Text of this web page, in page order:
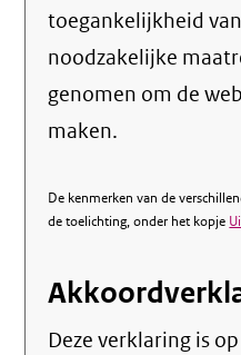
toegankelijkheid
noodzakelijke
genomen om de
maken.
De kenmerken van de
de toelichting, onder het kopje
Deze verklaring is op